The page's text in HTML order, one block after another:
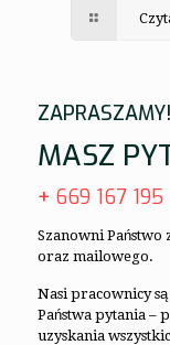
ZAPRASZAMY!
MASZ
+ 669 167 195
Szanowni
oraz mailowego.
Nasi pracownicy
Państwa pytania –
uzyskania